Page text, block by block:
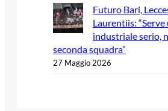
Futuro Bari,
Laurentiis:
industriale serio,
seconda squadra”
27 Maggio 2026